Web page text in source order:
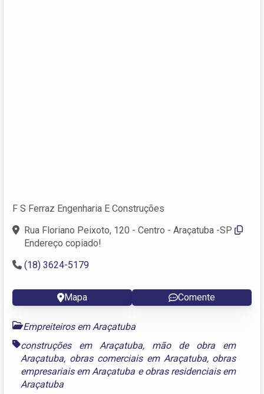
F S Ferraz Engenharia E Construções
Rua Floriano Peixoto, 120 - Centro - Araçatuba -SP
Endereço copiado!
(18) 3624-5179
Mapa Comente
Empreiteiros em Araçatuba
construções em Araçatuba, mão de obra em
Araçatuba, obras comerciais em Araçatuba, obras
empresariais em Araçatuba eobras residenciais em
Araçatuba